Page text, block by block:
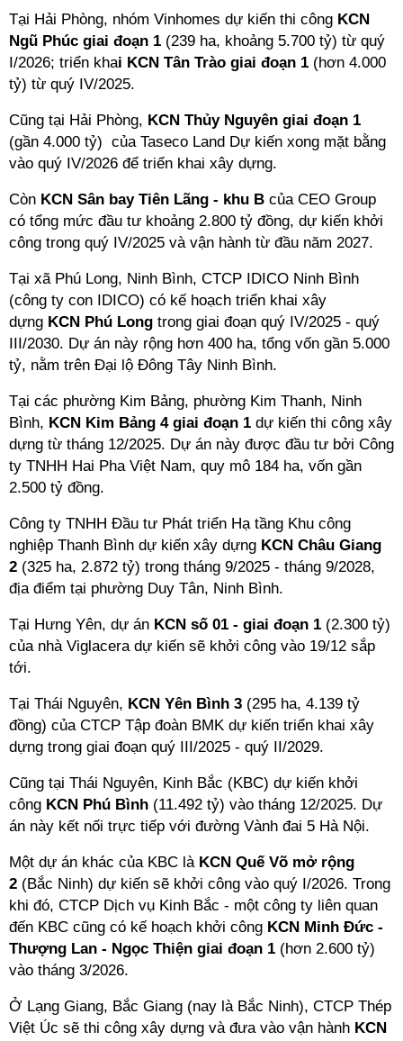
Tại Hải Phòng, nhóm Vinhomes dự kiến thi công KCN
Ngũ Phúc giai đoạn 1 (239 ha, khoảng 5.700 tỷ) từ quý
I/2026; triển khai KCN Tân Trào giai đoạn 1 (hơn 4.000
tỷ) từ quý IV/2025.
Cũng tại Hải Phòng, KCN Thủy Nguyên giai đoạn 1
(gần 4.000 tỷ) của Taseco Land Dự kiến xong mặt bằng
vào quý IV/2026 để triển khai xây dựng.
Còn KCN Sân bay Tiên Lãng - khu B của CEO Group
có tổng mức đầu tư khoảng 2.800 tỷ đồng, dự kiến khởi
công trong quý IV/2025 và vận hành từ đầu năm 2027.
Tại xã Phú Long, Ninh Bình, CTCP IDICO Ninh Bình
(công ty con IDICO) có kế hoạch triển khai xây
dựng KCN Phú Long trong giai đoạn quý IV/2025 - quý
III/2030. Dự án này rộng hơn 400 ha, tổng vốn gần 5.000
tỷ, nằm trên Đại lộ Đông Tây Ninh Bình.
Tại các phường Kim Bảng, phường Kim Thanh, Ninh
Bình, KCN Kim Bảng 4 giai đoạn 1 dự kiến thi công xây
dựng từ tháng 12/2025. Dự án này được đầu tư bởi Công
ty TNHH Hai Pha Việt Nam, quy mô 184 ha, vốn gần
2.500 tỷ đồng.
Công ty TNHH Đầu tư Phát triển Hạ tầng Khu công
nghiệp Thanh Bình dự kiến xây dựng KCN Châu Giang
2 (325 ha, 2.872 tỷ) trong tháng 9/2025 - tháng 9/2028,
địa điểm tại phường Duy Tân, Ninh Bình.
Tại Hưng Yên, dự án KCN số 01 - giai đoạn 1 (2.300 tỷ)
của nhà Viglacera dự kiến sẽ khởi công vào 19/12 sắp
tới.
Tại Thái Nguyên, KCN Yên Bình 3 (295 ha, 4.139 tỷ
đồng) của CTCP Tập đoàn BMK dự kiến triển khai xây
dựng trong giai đoạn quý III/2025 - quý II/2029.
Cũng tại Thái Nguyên, Kinh Bắc (KBC) dự kiến khởi
công KCN Phú Bình (11.492 tỷ) vào tháng 12/2025. Dự
án này kết nối trực tiếp với đường Vành đai 5 Hà Nội.
Một dự án khác của KBC là KCN Quế Võ mở rộng
2 (Bắc Ninh) dự kiến sẽ khởi công vào quý I/2026. Trong
khi đó, CTCP Dịch vụ Kinh Bắc - một công ty liên quan
đến KBC cũng có kế hoạch khởi công KCN Minh Đức -
Thượng Lan - Ngọc Thiện giai đoạn 1 (hơn 2.600 tỷ)
vào tháng 3/2026.
Ở Lạng Giang, Bắc Giang (nay là Bắc Ninh), CTCP Thép
Việt Úc sẽ thi công xây dựng và đưa vào vận hành KCN